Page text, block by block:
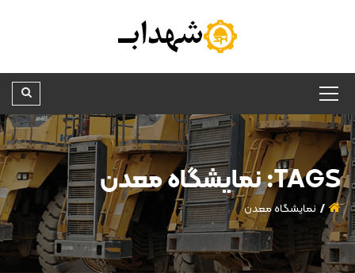
TAGS: نمایشگاه معدن
نمایشگاه معدن